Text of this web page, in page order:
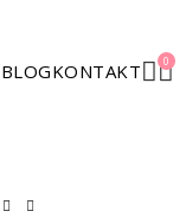
BLOGKONTAKT 0